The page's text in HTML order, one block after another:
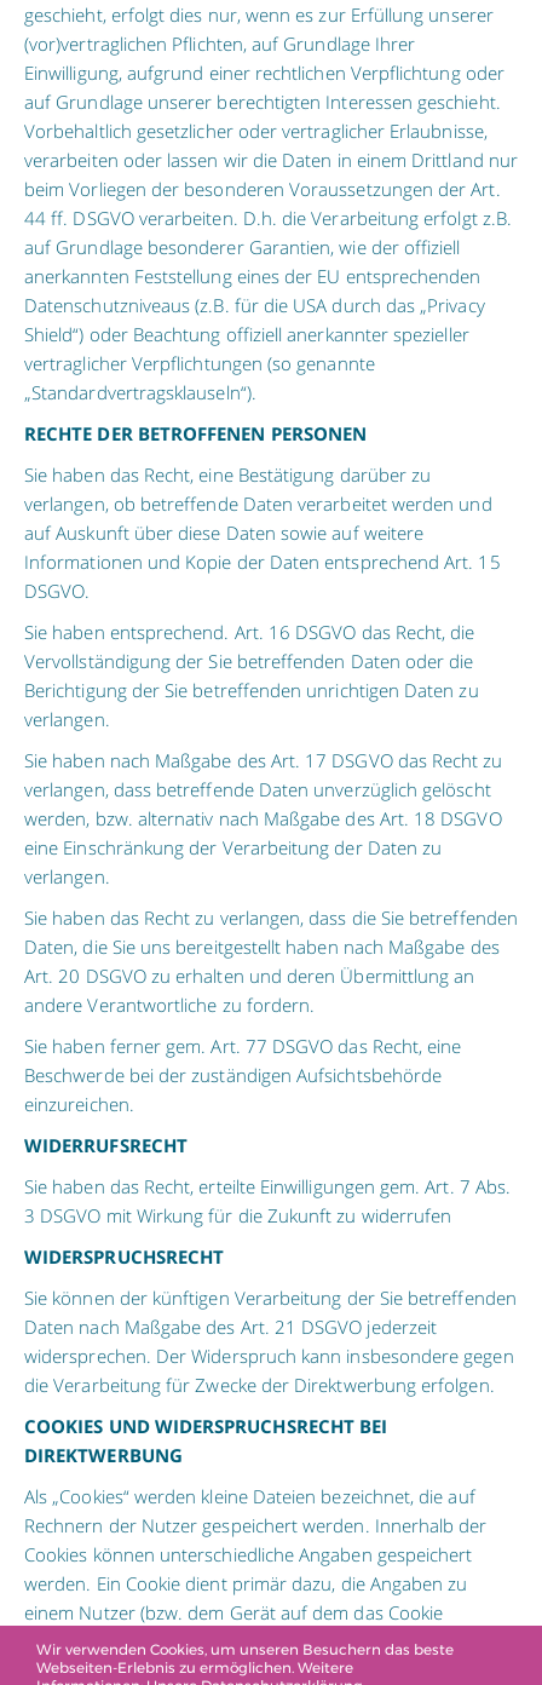
geschieht, erfolgt dies nur, wenn es zur Erfüllung unserer
(vor)vertraglichen Pflichten, auf Grundlage Ihrer
Einwilligung, aufgrund einer rechtlichen Verpflichtung oder
auf Grundlage unserer berechtigten Interessen geschieht.
Vorbehaltlich gesetzlicher oder vertraglicher Erlaubnisse,
verarbeiten oder lassen wir die Daten in einem Drittland nur
beim Vorliegen der besonderen Voraussetzungen der Art.
44 ff. DSGVO verarbeiten. D.h. die Verarbeitung erfolgt z.B.
auf Grundlage besonderer Garantien, wie der offiziell
anerkannten Feststellung eines der EU entsprechenden
Datenschutzniveaus (z.B. für die USA durch das „Privacy
Shield“) oder Beachtung offiziell anerkannter spezieller
vertraglicher Verpflichtungen (so genannte
„Standardvertragsklauseln“).
RECHTE DER BETROFFENEN PERSONEN
Sie haben das Recht, eine Bestätigung darüber zu
verlangen, ob betreffende Daten verarbeitet werden und
auf Auskunft über diese Daten sowie auf weitere
Informationen und Kopie der Daten entsprechend Art. 15
DSGVO.
Sie haben entsprechend. Art. 16 DSGVO das Recht, die
Vervollständigung der Sie betreffenden Daten oder die
Berichtigung der Sie betreffenden unrichtigen Daten zu
verlangen.
Sie haben nach Maßgabe des Art. 17 DSGVO das Recht zu
verlangen, dass betreffende Daten unverzüglich gelöscht
werden, bzw. alternativ nach Maßgabe des Art. 18 DSGVO
eine Einschränkung der Verarbeitung der Daten zu
verlangen.
Sie haben das Recht zu verlangen, dass die Sie betreffenden
Daten, die Sie uns bereitgestellt haben nach Maßgabe des
Art. 20 DSGVO zu erhalten und deren Übermittlung an
andere Verantwortliche zu fordern.
Sie haben ferner gem. Art. 77 DSGVO das Recht, eine
Beschwerde bei der zuständigen Aufsichtsbehörde
einzureichen.
WIDERRUFSRECHT
Sie haben das Recht, erteilte Einwilligungen gem. Art. 7 Abs.
3 DSGVO mit Wirkung für die Zukunft zu widerrufen
WIDERSPRUCHSRECHT
Sie können der künftigen Verarbeitung der Sie betreffenden
Daten nach Maßgabe des Art. 21 DSGVO jederzeit
widersprechen. Der Widerspruch kann insbesondere gegen
die Verarbeitung für Zwecke der Direktwerbung erfolgen.
COOKIES UND WIDERSPRUCHSRECHT BEI
DIREKTWERBUNG
Als „Cookies“ werden kleine Dateien bezeichnet, die auf
Rechnern der Nutzer gespeichert werden. Innerhalb der
Cookies können unterschiedliche Angaben gespeichert
werden. Ein Cookie dient primär dazu, die Angaben zu
einem Nutzer (bzw. dem Gerät auf dem das Cookie
gespeichert ist) während oder auch nach seinem Besuch
innerhalb eines Onlineangebotes zu speichern. Als
Wir verwenden Cookies, um unseren Besuchern das beste
Webseiten-Erlebnis zu ermöglichen. Weitere